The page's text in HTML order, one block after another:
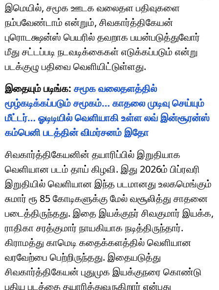
இமெயில், சமூக ஊடக வலைதள பதிவுகளை
நம்பவேண்டாம் என்றும், சிவகார்த்திகேயன்
புரொடக்ஷன்ஸ் பெயரில் தவறாக பயன்படுத்துவோர்
மீது சட்டப்படி நடவடிக்கைகள் எடுக்கப்படும் என்று
படக்குழு பதிவை வெளியிட்டுள்ளது.
இதையும் படிங்க: சமூக வலைதளத்தில்
மூழ்கடிக்கப்படும் சமூகம்… காதலை முடிவு செய்யும்
மீட்டர்… ஓடிடியில் வெளியாகி உள்ள லவ் இன்சூரன்ஸ்
கம்பெனி படத்தின் விமர்சனம் இதோ
சிவகார்த்திகேயனின் தயாரிப்பில் இறுதியாக
வெளியான படம் தாய் கிழவி. இது 2026ம் பிப்ரவரி
இறுதியில் வெளியான இந்த படமானது உலகமெங்கும்
சுமார் ரூ 85 கோடிகளுக்கு மேல் வசூலித்து சாதனை
படைத்திருந்தது. இதை இயக்குநர் சிவகுமார் இயக்க,
ராதிகா சரத்குமார் நாயகியாக நடித்திருந்தார்.
கிராமத்து காமெடி கதைக்களத்தில் வெளியான
வரவேற்பை பெற்றிருந்தது. இதையடுத்து
சிவகார்த்திகேயன் புதுமுக இயக்குநரை கொண்டு
புதிய படத்தை தயாரித்துவருகிறார் என்பது